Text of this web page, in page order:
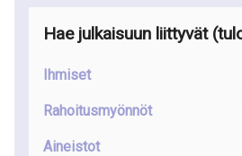
Hae julkaisuun liittyvät
Ihmiset
Rahoitusmyönnöt
Aineistot